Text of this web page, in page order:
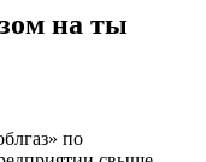
на ты
по